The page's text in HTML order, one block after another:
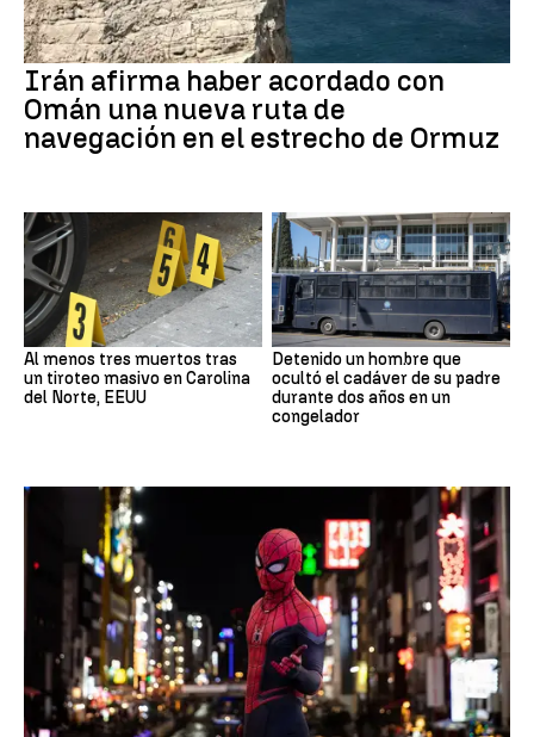
Irán afirma haber acordado con
Omán una nueva ruta de
navegación en el estrecho de Ormuz
Al menos tres muertos tras
un tiroteo masivo en Carolina
del Norte, EEUU
Detenido un hombre que
ocultó el cadáver de su padre
durante dos años en un
congelador